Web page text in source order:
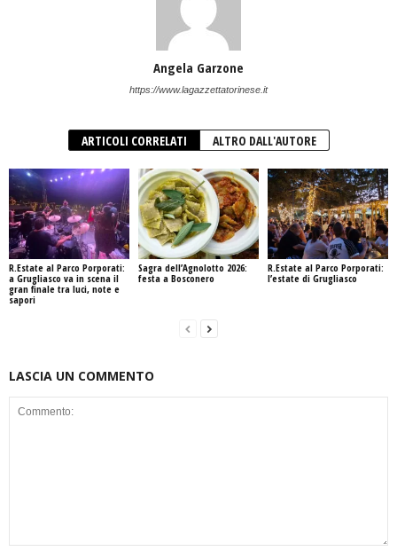
Angela Garzone
https://www.lagazzettatorinese.it
ARTICOLI CORRELATI ALTRO DALL'AUTORE
R.Estate al Parco Porporati:
a Grugliasco va in scena il
gran finale tra luci, note e
sapori
Sagra dell’Agnolotto 2026:
festa a Bosconero
R.Estate al Parco Porporati:
l’estate di Grugliasco
LASCIA UN COMMENTO